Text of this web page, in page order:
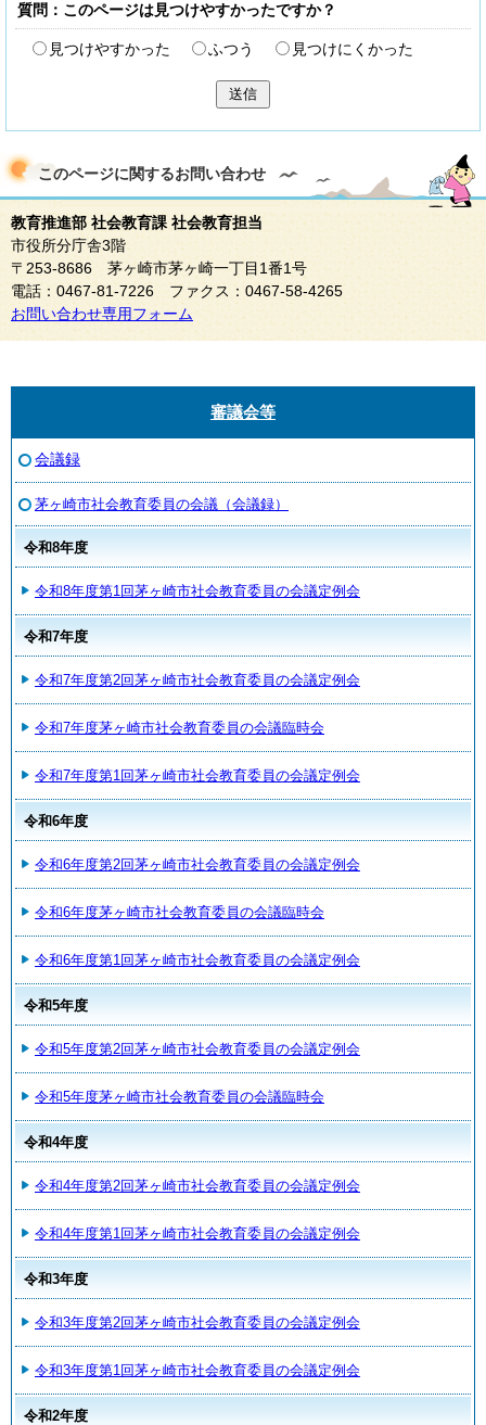
質問：このページは見つけやすかったですか？
見つけやすかった ふつう 見つけにくかった
送信
このページに関するお問い合わせ
教育推進部 社会教育課 社会教育担当
市役所分庁舎3階
〒253-8686 茅ヶ崎市茅ヶ崎一丁目1番1号
電話：0467-81-7226 ファクス：0467-58-4265
お問い合わせ専用フォーム
審議会等
会議録
茅ヶ崎市社会教育委員の会議（会議録）
令和8年度
令和8年度第1回茅ヶ崎市社会教育委員の会議定例会
令和7年度
令和7年度第2回茅ヶ崎市社会教育委員の会議定例会
令和7年度茅ヶ崎市社会教育委員の会議臨時会
令和7年度第1回茅ヶ崎市社会教育委員の会議定例会
令和6年度
令和6年度第2回茅ヶ崎市社会教育委員の会議定例会
令和6年度茅ヶ崎市社会教育委員の会議臨時会
令和6年度第1回茅ヶ崎市社会教育委員の会議定例会
令和5年度
令和5年度第2回茅ヶ崎市社会教育委員の会議定例会
令和5年度茅ヶ崎市社会教育委員の会議臨時会
令和4年度
令和4年度第2回茅ヶ崎市社会教育委員の会議定例会
令和4年度第1回茅ヶ崎市社会教育委員の会議定例会
令和3年度
令和3年度第2回茅ヶ崎市社会教育委員の会議定例会
令和3年度第1回茅ヶ崎市社会教育委員の会議定例会
令和2年度